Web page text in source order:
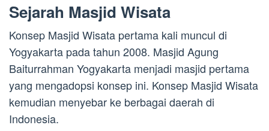
Sejarah Masjid Wisata
Konsep Masjid Wisata pertama kali muncul di
Yogyakarta pada tahun 2008. Masjid Agung
Baiturrahman Yogyakarta menjadi masjid pertama
yang mengadopsi konsep ini. Konsep Masjid Wisata
kemudian menyebar ke berbagai daerah di
Indonesia.